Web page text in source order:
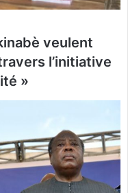
veulent
l’initiative
»